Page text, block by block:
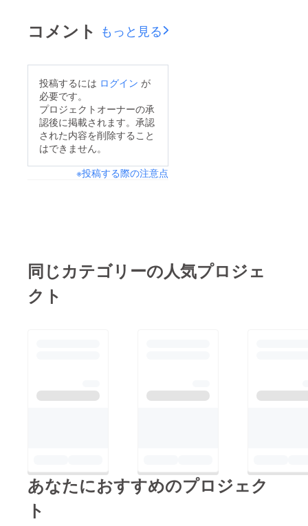
コメント もっと見る
投稿するには ログイン が
必要です。
プロジェクトオーナーの承
認後に掲載されます。承認
された内容を削除すること
はできません。
※投稿する際の注意点
同じカテゴリーの人気プロジェ
クト
あなたにおすすめのプロジェク
ト